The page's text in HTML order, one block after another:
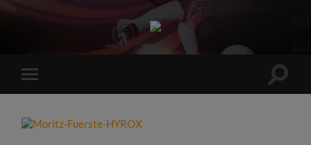
Sports
Maniac
Mobile-
Menü